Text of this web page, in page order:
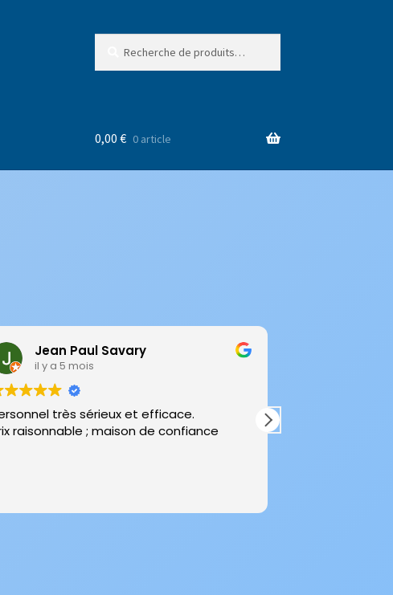
0,00 € 0 article
Jean Paul Savary
il y a 5 mois
très sérieux et efficace.
raisonnable ; maison de confiance